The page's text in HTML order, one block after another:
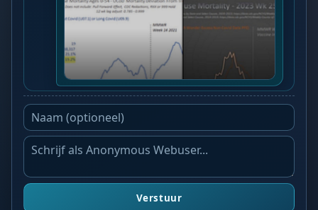
Verstuur